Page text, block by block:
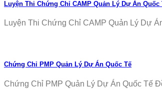
Luyện Thi Chứng Chỉ CAMP Quản Lý Dự Án Quốc
Luyện Thi Chứng Chỉ CAMP Quản Lý Dự
Chứng Chỉ PMP Quản Lý Dự Án Quốc Tế
Chứng Chỉ PMP Quản Lý Dự Án Quốc Tế